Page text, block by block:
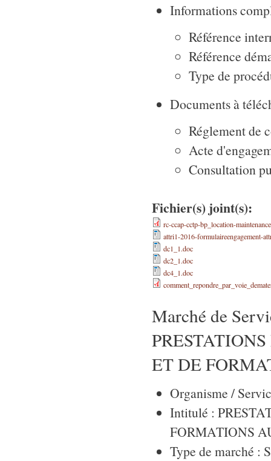
Informations
Référence
Référence
Type de
Documents à
Réglement de
Acte
Consultation
Fichier(s) joint(s):
rc-ccap-cctp-bp_location-
attri1-2016-formulaireengagement-
dc1_1.doc
dc2_1.doc
dc4_1.doc
Marché de
ET DE
Organisme /
Intitulé :
FORMATIONS
Type de marché :